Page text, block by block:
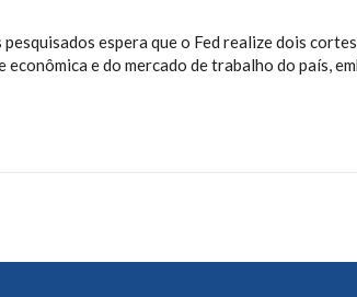
espera que o Fed realize dois
e do mercado de trabalho do país,